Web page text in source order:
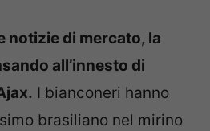
notizie di mercato, la
all’innesto di
I bianconeri hanno
brasiliano nel mirino